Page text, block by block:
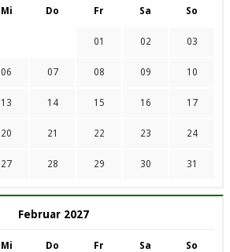
Mi Do Fr Sa So
01 02 03
06 07 08 09 10
13 14 15 16 17
20 21 22 23 24
27 28 29 30 31
Februar 2027
Mi Do Fr Sa So